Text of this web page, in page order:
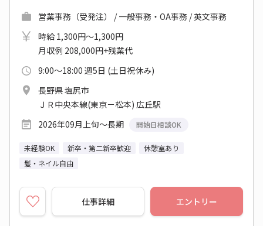
営業事務（受発注） / 一般事務・OA事務 / 英文事務
時給 1,300円～1,300円
月収例 208,000円+残業代
9:00～18:00 週5日 (土日祝休み)
長野県 塩尻市
ＪＲ中央本線(東京－松本) 広丘駅
2026年09月上旬～長期
開始日相談OK
未経験OK 新卒・第二新卒歓迎
休憩室あり
髪・ネイル自由
仕事詳細 エントリー